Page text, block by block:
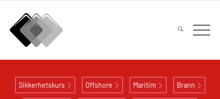
Sikkerhetskurs Offshore Maritim Brann